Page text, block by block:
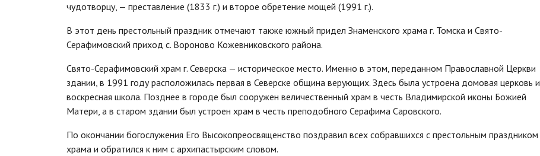
чудотворцу, — преставление (1833 г.) и второе обретение мощей (1991 г.).
В этот день престольный праздник отмечают также южный придел Знаменского храма г. Томска и Свято-
Серафимовский приход с. Вороново Кожевниковского района.
Свято-Серафимовский храм г. Северска — историческое место. Именно в этом, переданном Православной Церкви
здании, в 1991 году расположилась первая в Северске община верующих. Здесь была устроена домовая церковь и
воскресная школа. Позднее в городе был сооружен величественный храм в честь Владимирской иконы Божией
Матери, а в старом здании был устроен храм в честь преподобного Серафима Саровского.
По окончании богослужения Его Высокопреосвященство поздравил всех собравшихся с престольным праздником
храма и обратился к ним с архипастырским словом.